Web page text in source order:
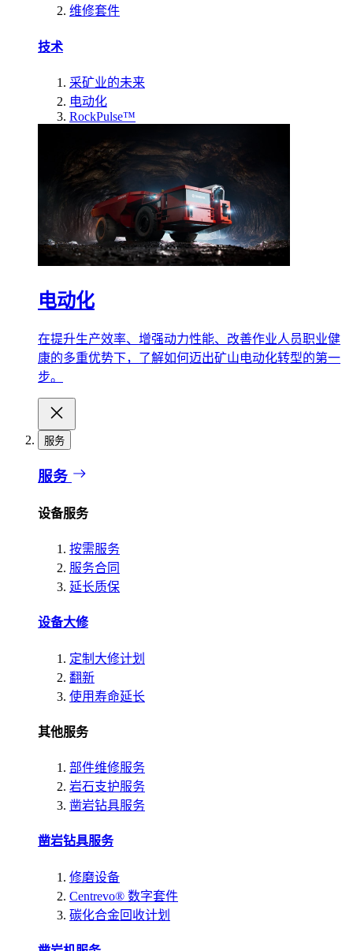
维修套件
技术
采矿业的未来
电动化
RockPulse™
电动化
在提升生产效率、增强动力性能、改善作业人员职业健
康的多重优势下，了解如何迈出矿山电动化转型的第一
步。
服务
服务
设备服务
按需服务
服务合同
延长质保
设备大修
定制大修计划
翻新
使用寿命延长
其他服务
部件维修服务
岩石支护服务
凿岩钻具服务
凿岩钻具服务
修磨设备
Centrevo® 数字套件
碳化合金回收计划